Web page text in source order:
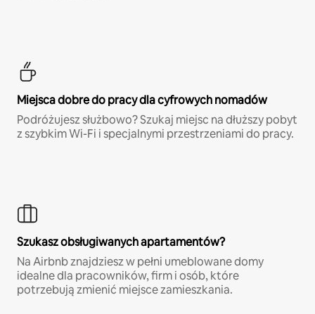
Miejsca dobre do pracy dla cyfrowych nomadów
Podróżujesz służbowo? Szukaj miejsc na dłuższy pobyt
z szybkim Wi-Fi i specjalnymi przestrzeniami do pracy.
Szukasz obsługiwanych apartamentów?
Na Airbnb znajdziesz w pełni umeblowane domy
idealne dla pracowników, firm i osób, które
potrzebują zmienić miejsce zamieszkania.